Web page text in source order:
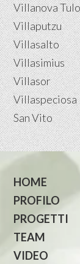
Villanova
Villaputzu
Villasalto
Villasimius
Villasor
Villaspeciosa
San Vito
HOME
PROFILO
PROGETTI
TEAM
VIDEO